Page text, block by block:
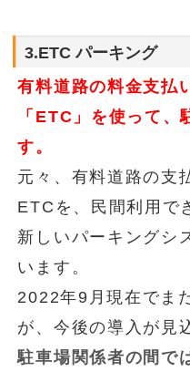
3.ETC パーキング
有料道路の料金支払
「ETC」を使って
す。
元々、有料道路の支
ETCを、民間利用で
新しいパーキングシ
います。
2022年9月現在でま
が、今後の導入が見
駐車場関係者の間で